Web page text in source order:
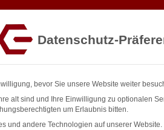
€ exkl. MwSt. In den
Datenschutz-
bevor Sie unsere Website weiter
alt sind und Ihre Einwilligung zu optionalen
um Erlaubnis bitten.
und andere Technologien auf unserer